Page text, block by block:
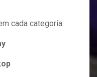
cada categoria: